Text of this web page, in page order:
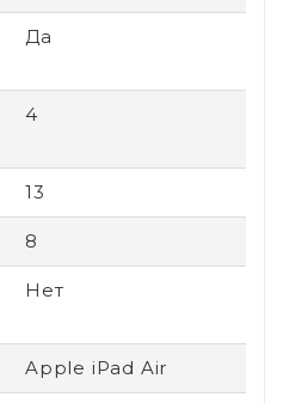
Да
4
13
8
Нет
Apple iPad Air